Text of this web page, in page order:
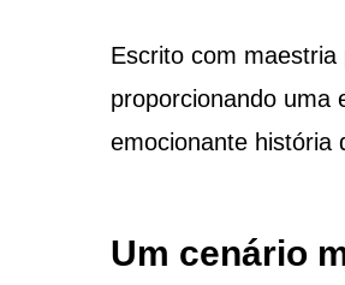
Escrito com
proporcionando uma
emocionante história
Um cenário